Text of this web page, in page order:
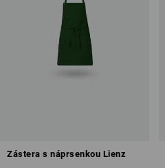
Zástera s náprsenkou Lienz